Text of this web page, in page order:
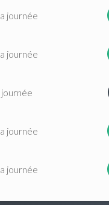
journée
journée
journée
journée